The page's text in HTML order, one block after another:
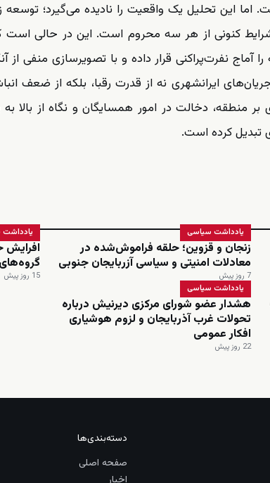
این تحلیل یک واقعیت را نادیده می‌گیرد؛ توسعه
شرایط کنونی از هر سه محروم است. این در حالی است
آماج نفرت‌پراکنی قرار داده و با تصویرسازی منفی از
ایرانشهری نه از قدرت رقبا، بلکه از ضعف
منطقه، دخالت در امور همسایگان و نگاه از بالا
تبدیل کرده است.
یادداشت سیاسی
زنجان و قزوین؛ حلقه فراموش‌شده در
معادلات امنیتی و سیاسی آزربایجان جنوبی
7 روز پیش
افرایش
15 روز پیش
یادداشت سیاسی
هشدار عضو شورای مرکزی دیرنیش درباره
تحولات غرب آذربایجان و لزوم هوشیاری
افکار عمومی
22 روز پیش
دسته‌بندی‌ها
صفحه اصلی